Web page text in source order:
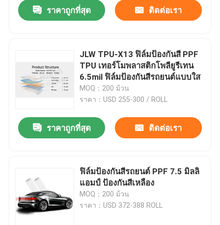
ราคาถูกที่สุด ติดต่อเรา
JLW TPU-X13 ฟิล์มป้องกันสี PPF
TPU เทอร์โมพลาสติกโพลียูรีเทน
6.5mil ฟิล์มป้องกันสีรถยนต์แบบใส
MOQ：200 ม้วน
ราคา：USD 255-300 / ROLL
ราคาถูกที่สุด ติดต่อเรา
ฟิล์มป้องกันสีรถยนต์ PPF 7.5 มิลลิ
แอมป์ ป้องกันสีเหลือง
MOQ：200 ม้วน
ราคา：USD 372-388 ROLL